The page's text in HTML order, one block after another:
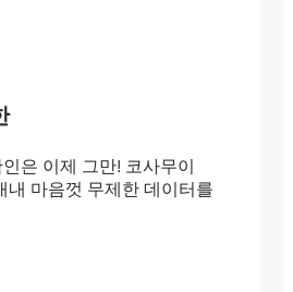
은 이제 그만! 코사무이
내 마음껏 무제한 데이터를